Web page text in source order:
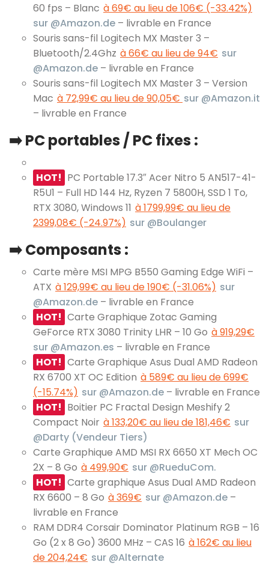
60 fps – Blanc à 69€ au lieu de 106€ (-33.42%)
sur @Amazon.de – livrable en France
Souris sans-fil Logitech MX Master 3 –
Bluetooth/2.4Ghz à 66€ au lieu de 94€ sur
@Amazon.de – livrable en France
Souris sans-fil Logitech MX Master 3 – Version
Mac à 72,99€ au lieu de 90,05€ sur @Amazon.it
– livrable en France
➡️ PC portables / PC fixes :
HOT! PC Portable 17.3″ Acer Nitro 5 AN517-41-
R5U1 – Full HD 144 Hz, Ryzen 7 5800H, SSD 1 To,
RTX 3080, Windows 11 à 1799,99€ au lieu de
2399,08€ (-24.97%) sur @Boulanger
➡️ Composants :
Carte mère MSI MPG B550 Gaming Edge WiFi –
ATX à 129,99€ au lieu de 190€ (-31.06%) sur
@Amazon.de – livrable en France
HOT! Carte Graphique Zotac Gaming
GeForce RTX 3080 Trinity LHR – 10 Go à 919,29€
sur @Amazon.es – livrable en France
HOT! Carte Graphique Asus Dual AMD Radeon
RX 6700 XT OC Edition à 589€ au lieu de 699€
(-15.74%) sur @Amazon.de – livrable en France
HOT! Boitier PC Fractal Design Meshify 2
Compact Noir à 133,20€ au lieu de 181,46€ sur
@Darty (Vendeur Tiers)
Carte Graphique AMD MSI RX 6650 XT Mech OC
2X – 8 Go à 499,90€ sur @RueduCom.
HOT! Carte graphique Asus Dual AMD Radeon
RX 6600 – 8 Go à 369€ sur @Amazon.de –
livrable en France
RAM DDR4 Corsair Dominator Platinum RGB – 16
Go (2 x 8 Go) 3600 MHz – CAS 16 à 162€ au lieu
de 204,24€ sur @Alternate